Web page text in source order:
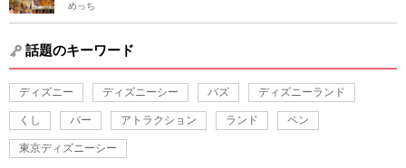
めっち
話題のキーワード
ディズニー ディズニーシー バズ ディズニーランド
くし バー アトラクション ランド ペン
東京ディズニーシー